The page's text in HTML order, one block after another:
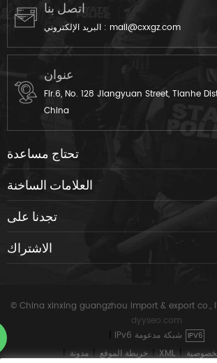
اتصل بنا
البريد الإلكتروني : mail@cxxgz.com
عنوان
Flr.6, No. 128 Jiangyuan Street, Tianhe
China
تحتاج مساعدة
العلامات الساخنة
تجدنا على
الاشتراك
dyyseo.com
IPv6 شبكة مدعومة IPV6
|مدونة|خريطة الموقع|XML|